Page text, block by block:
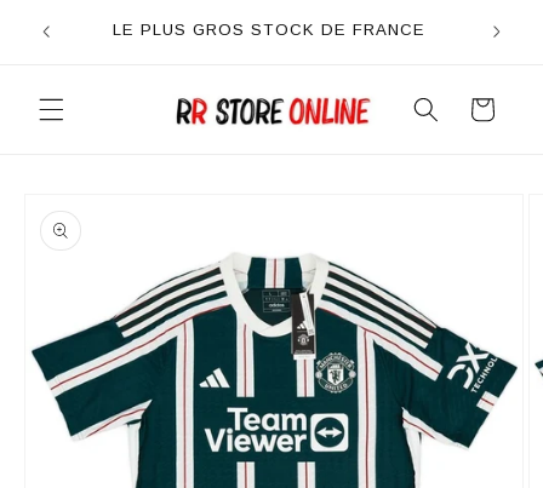
passer
LE PLUS GROS STOCK DE FRANCE
Panier
informations
produits